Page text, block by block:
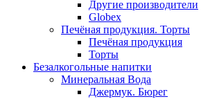
Другие производители
Globex
Печёная продукция. Торты
Печёная продукция
Торты
Безалкогольные напитки
Минеральная Вода
Джермук. Бюрег